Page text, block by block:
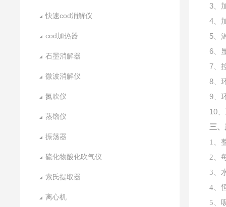
快速cod消解仪
cod加热器
石墨消解器
微波消解仪
氮吹仪
蒸馏仪
振荡器
硫化物酸化吹气仪
索氏提取器
离心机
3、
4、
5、
6、
7、
8、
9、
10
三
1
2、
3、
4、
5、